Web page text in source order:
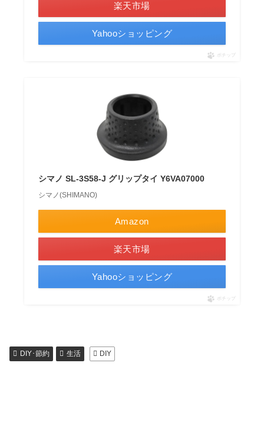
楽天市場
Yahooショッピング
ポチップ
シマノ SL-3S58-J グリップタイ Y6VA07000
シマノ(SHIMANO)
Amazon
楽天市場
Yahooショッピング
ポチップ
DIY･節約 生活 DIY